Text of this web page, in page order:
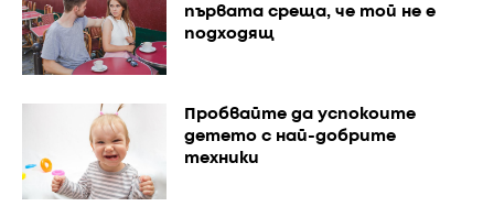
първата среща, че той не е
подходящ
Пробвайте да успокоите
детето с най-добрите
техники